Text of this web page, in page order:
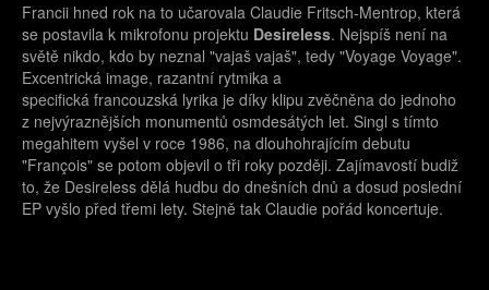
Francii hned rok na to učarovala Claudie Fritsch-Mentrop, která
se postavila k mikrofonu projektu Desireless. Nejspíš není na
světě nikdo, kdo by neznal "vajaš vajaš", tedy "Voyage Voyage".
Excentrická image, razantní rytmika a
specifická francouzská lyrika je díky klipu zvěčněna do jednoho
z nejvýraznějších monumentů osmdesátých let. Singl s tímto
megahitem vyšel v roce 1986, na dlouhohrajícím debutu
"François" se potom objevil o tři roky později. Zajímavostí budiž
to, že Desireless dělá hudbu do dnešních dnů a dosud poslední
EP vyšlo před třemi lety. Stejně tak Claudie pořád koncertuje.